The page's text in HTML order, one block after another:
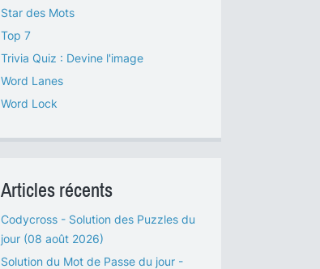
Star des Mots
Top 7
Trivia Quiz : Devine l'image
Word Lanes
Word Lock
Articles récents
Codycross - Solution des Puzzles du
jour (08 août 2026)
Solution du Mot de Passe du jour -